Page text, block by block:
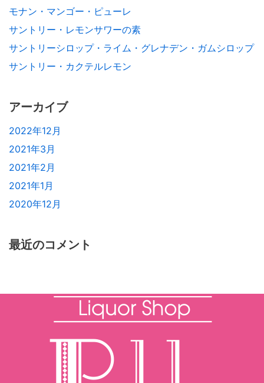
モナン・マンゴー・ピューレ
サントリー・レモンサワーの素
サントリーシロップ・ライム・グレナデン・ガムシロップ
サントリー・カクテルレモン
アーカイブ
2022年12月
2021年3月
2021年2月
2021年1月
2020年12月
最近のコメント